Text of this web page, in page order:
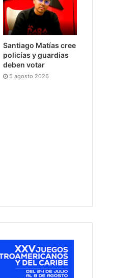
Santiago Matías cree
policías y guardias
deben votar
5 agosto 2026